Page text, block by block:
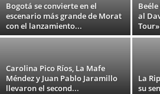
Bogotá se convierte en el
escenario más grande de Morat
con el lanzamiento...
al
Tour»
Carolina Pico Ríos, La Mafe
Méndez y Juan Pablo Jaramillo
llevaron el second...
La
su